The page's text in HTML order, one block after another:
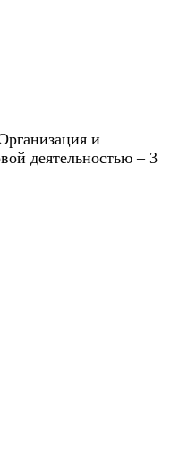
и
деятельностью – 3